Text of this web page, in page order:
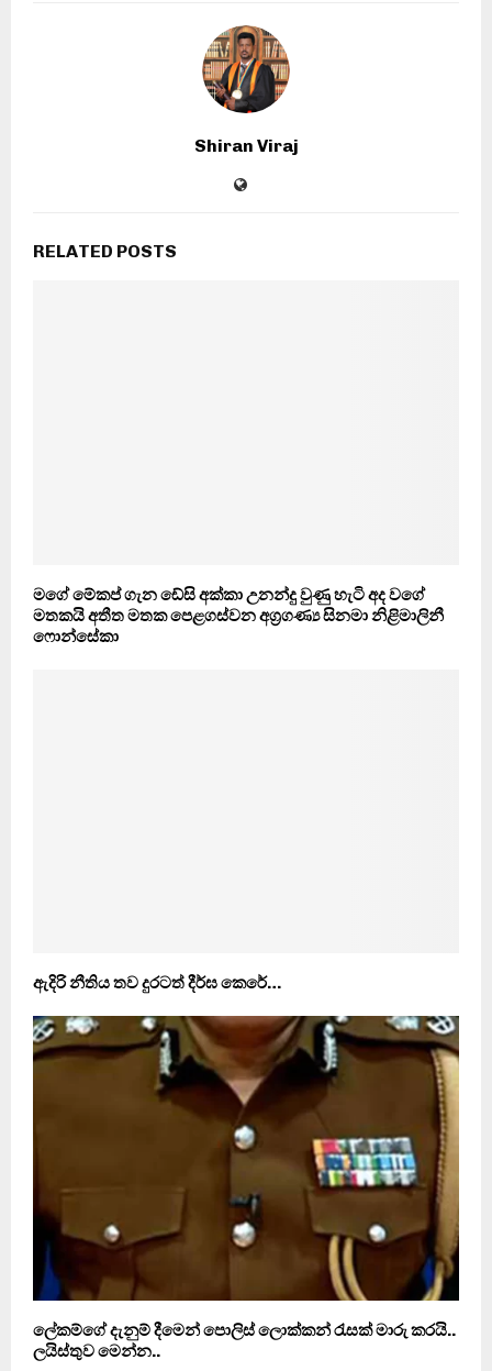
Shiran Viraj
RELATED POSTS
මගේ මේකප් ගැන ඩේසි අක්කා උනන්දු වුණු හැටි අද වගේ
මතකයි අතීත මතක පෙළගස්වන අග්‍රගණ්‍ය සිනමා නිළිමාලිනී
ෆොන්සේකා
ඇදිරි නීතිය තව දුරටත් දීර්ඝ කෙරේ…
ලේකම්ගේ දැනුම් දීමෙන් පොලිස් ලොක්කන් රැසක් මාරු කරයි..
ලයිස්තුව මෙන්න..